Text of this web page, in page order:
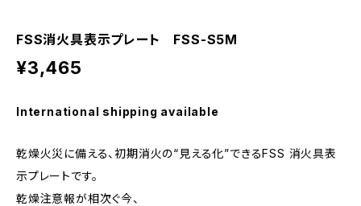
FSS消火具表示プレート FSS-S5M
¥3,465
International shipping available
乾燥火災に備える、初期消火の“見える化”できるFSS 消火具表
示プレートです。
乾燥注意報が相次ぐ今、